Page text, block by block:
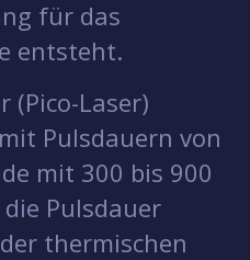
für das
entsteht.
(Pico-Laser)
Pulsdauern von
mit 300 bis 900
Pulsdauer
thermischen